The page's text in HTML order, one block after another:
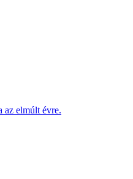
az elmúlt évre.